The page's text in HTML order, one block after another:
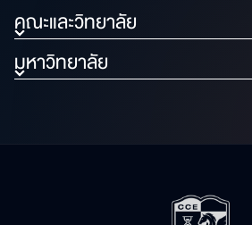
คณะและวิทยาลัย
มหาวิทยาลัย